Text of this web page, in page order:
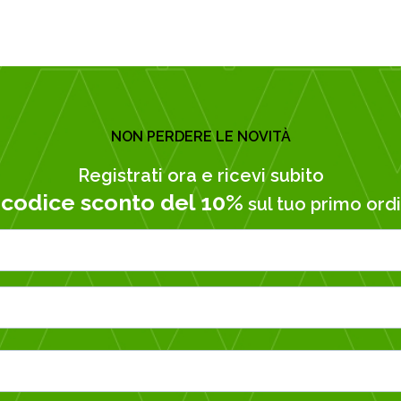
NON PERDERE LE NOVITÀ
Registrati ora e ricevi subito
codice sconto del 10% sul tuo primo